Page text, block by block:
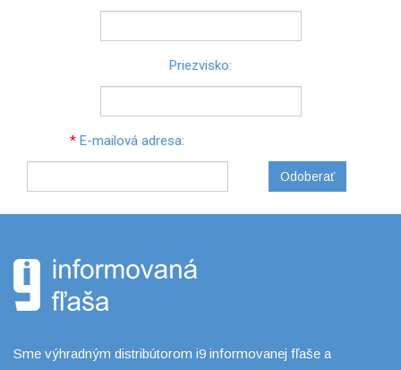
Priezvisko:
* E-mailová adresa:
Odoberať
Sme výhradným distribútorom i9 informovanej fľaše a